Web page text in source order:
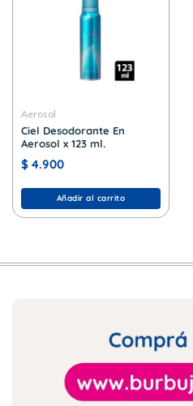
Aerosol
Ciel Desodorante En
Aerosol x 123 ml.
$ 4.900
Añadir al carrito